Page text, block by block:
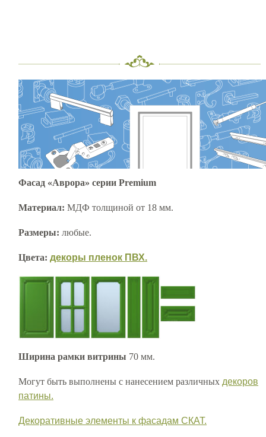
Фасад «Аврора» серии Premium
Материал: МДФ толщиной от 18 мм.
Размеры: любые.
Цвета: декоры пленок ПВХ.
Ширина рамки витрины 70 мм.
Могут быть выполнены с нанесением различных декоров
патины.
Декоративные элементы к фасадам СКАТ.